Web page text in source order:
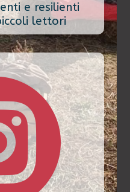
e resilienti
lettori